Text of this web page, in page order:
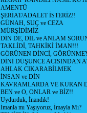
AMENTÜ
ŞERİAT/ADALET İSTERİZ!!
GÜNAH, SUÇ ve CEZA
MÜRŞİDİMİZ
DİN DE, DİL ve ANLAM
TAKLİDİ, TAHKİKİ İMAN!!!
GÖRÜNEN DİNCİ,
DİNİ DÜŞÜNCE ACISINDAN
AHLAK CIKARABİLMEK
İNSAN ve DİN
KAVRAMLARDA VE KURAN
BEN ve O, ONLAR ve BİZ!!
Uydurduk, İnandık!
İmanla mı Yaşıyoruz, İmayla Mı?